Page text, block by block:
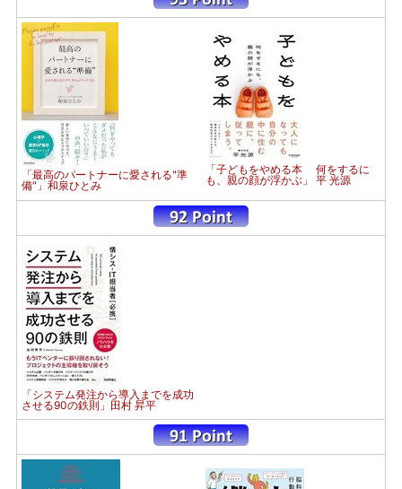
「最高のパートナーに愛される"準
備"」和泉ひとみ
「子どもをやめる本 何をするに
も、親の顔が浮かぶ」 平 光源
「システム発注から導入までを成功
させる90の鉄則」田村 昇平